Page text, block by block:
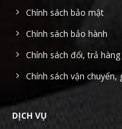
Chính sách bảo mật
Chính sách bảo hành
Chính sách đổi, trả hàng
Chính sách vận chuyển,
DỊCH VỤ